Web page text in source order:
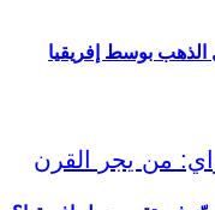
الذهب بوسط إفريقيا